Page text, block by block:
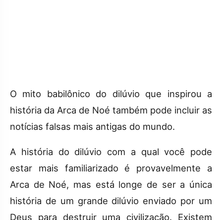
O mito babilônico do dilúvio que inspirou a
história da Arca de Noé também pode incluir as
notícias falsas mais antigas do mundo.
A história do dilúvio com a qual você pode
estar mais familiarizado é provavelmente a
Arca de Noé, mas está longe de ser a única
história de um grande dilúvio enviado por um
Deus para destruir uma civilização. Existem